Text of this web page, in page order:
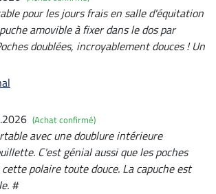
pour les jours frais en salle d'équitation
amovible à fixer dans le dos par
doublées, incroyablement douces ! Un
(Achat confirmé)
avec une doublure intérieure
C'est génial aussi que les poches
polaire toute douce. La capuche est
#